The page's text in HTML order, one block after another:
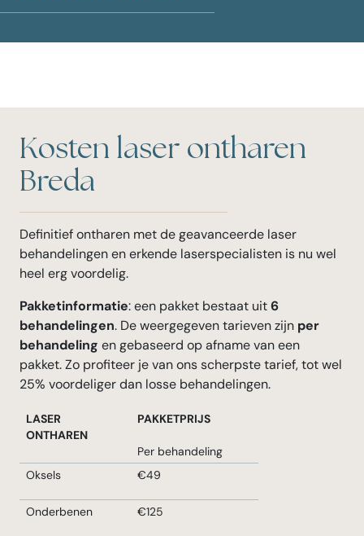
Kosten laser ontharen
Breda
Definitief ontharen met de geavanceerde laser
behandelingen en erkende laserspecialisten is nu wel
heel erg voordelig.
Pakketinformatie: een pakket bestaat uit6
behandelingen. De weergegeven tarieven zijn per
behandeling en gebaseerd op afname van een
pakket. Zo profiteer je van ons scherpste tarief, tot wel
25% voordeliger dan losse behandelingen.
LASER
ONTHAREN
PAKKETPRIJS
Per behandeling
Oksels
€49
Onderbenen €125